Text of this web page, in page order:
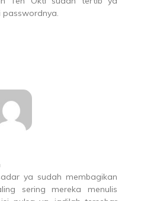
passwordnya.
ya sudah membagikan
sering mereka menulis